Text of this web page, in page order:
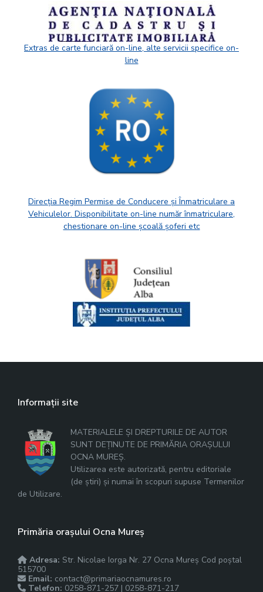
Extras de carte funciară on-line, alte servicii specifice on-
line
Direcția Regim Permise de Conducere și Înmatriculare a
Vehiculelor. Disponibilitate on-line număr înmatriculare,
chestionare on-line școală șoferi etc
Informații site
MATERIALELE ȘI DREPTURILE DE AUTOR
SUNT DEȚINUTE DE PRIMĂRIA ORAȘULUI
OCNA MUREȘ.
Utilizarea este autorizată, pentru editoriale
(de știri) și numai în scopuri supuse Termenilor
de Utilizare.
Primăria orașului Ocna Mureș
Adresa: Str. Nicolae Iorga Nr. 27 Ocna Mureș Cod poștal
515700
Email: contact@primariaocnamures.ro
Telefon: 0258-871-257 | 0258-871-217